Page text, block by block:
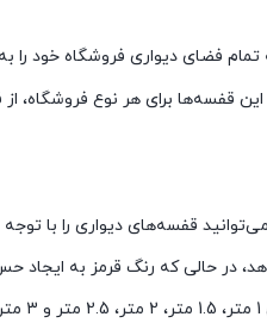
فضای دیواری فروشگاه خود را
قفسه‌ها برای هر نوع فروشگاه،
قفسه‌های دیواری را با
در حالی که رنگ قرمز به ایجاد